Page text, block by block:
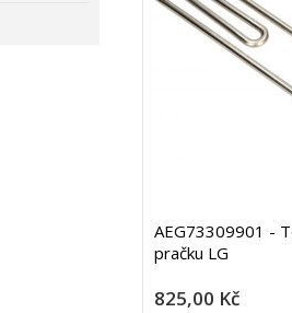
AEG73309901 -
pračku LG
825,00 Kč